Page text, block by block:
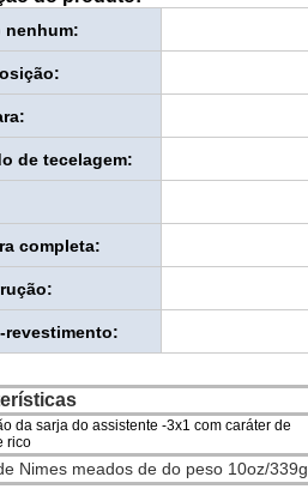
nenhum:
de tecelagem:
completa:
revestimento:
da sarja do assistente -3x1 com caráter de
rico
Nimes meados de do peso 10oz/339g